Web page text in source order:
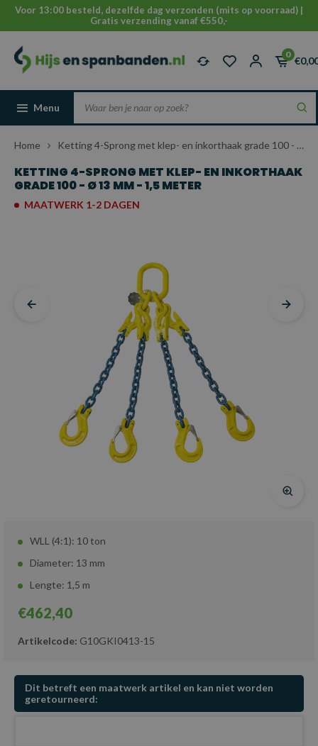
Voor 13:00 besteld, dezelfde dag verzonden (mits op voorraad) |
Gratis verzending vanaf €550,-
0
Menu
Home Ketting 4-Sprong met klep- en inkorthaak grade 100 - Ø 13 mm - 1,5 meter
KETTING 4-SPRONG MET KLEP- EN INKORTHAAK
GRADE 100 - Ø 13 MM - 1,5 METER
MAATWERK 1-2 DAGEN
WLL (4:1): 10 ton
Diameter: 13 mm
Lengte: 1,5 m
€462,40
Artikelcode: G10GKI0413-15
Dit betreft een maatwerk artikel en kan niet worden
geretourneerd: